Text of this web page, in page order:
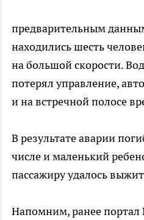
предварительным
находились шесть
на большой скорости.
потерял управление,
и на встречной полосе
В результате аварии
числе и маленький
пассажиру удалось
Напомним, ранее портал